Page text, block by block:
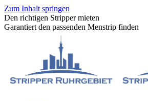
Zum Inhalt springen
Den richtigen Stripper mieten
Garantiert den passenden Menstrip finden